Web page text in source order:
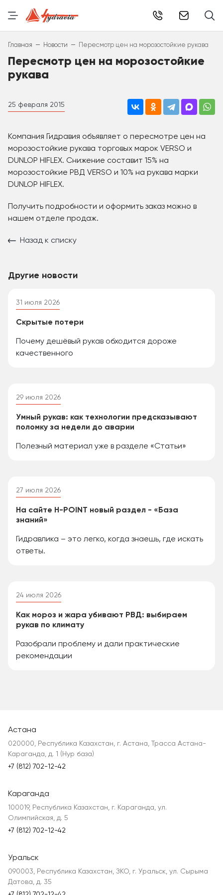
Главная – Новости – Пересмотр цен на морозостойкие рукава
Пересмотр цен на морозостойкие
рукава
25 февраля 2015
Компания Гидравия объявляет о пересмотре цен на
морозостойкие рукава торговых марок VERSO и
DUNLOP HIFLEX. Снижение составит 15% на
морозостойкие РВД VERSO и 10% на рукава марки
DUNLOP HIFLEX.
Получить подробности и оформить заказ можно в
нашем отделе продаж.
Назад к списку
Другие новости
31 июля 2026
Скрытые потери
Почему дешёвый рукав обходится дороже
качественного
29 июля 2026
Умный рукав: как технологии предсказывают
поломку за недели до аварии
Полезный материал уже в разделе «Статьи»
27 июля 2026
На сайте H-POINT новый раздел - «База
знаний»
Гидравлика – это легко, когда знаешь, где искать
ответы.
24 июля 2026
Как мороз и жара убивают РВД: выбираем
рукав по климату
Разобрали проблему и дали практические
рекомендации
Астана
020000, Республика Казахстан, г. Астана, Трасса Астана-
Караганда, д. 1 (Нур база)
+7 (812) 702-12-42
Караганда
100019, Республика Казахстан, г. Караганда, ул.
Олимпийская, д. 5
+7 (812) 702-12-42
Уральск
090003, Республика Казахстан, ЗКО, г. Уральск, ул. Сырыма
Датова, д. 35